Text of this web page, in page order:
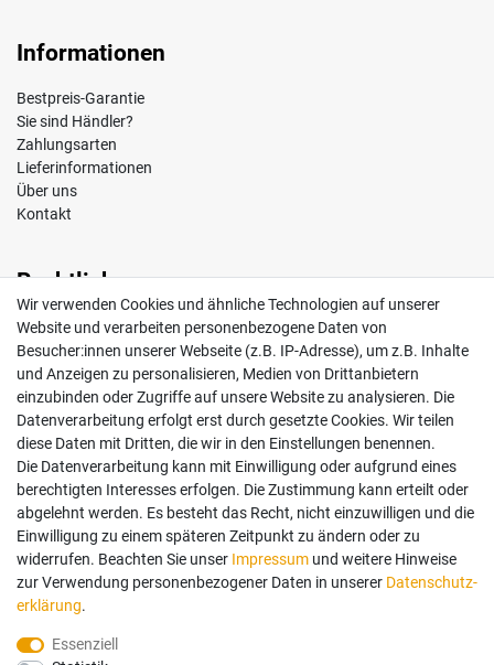
Informationen
Bestpreis-Garantie
Sie sind Händler?
Zahlungsarten
Lieferinformationen
Über uns
Kontakt
Rechtliches
Impressum
AGB
Widerrufsrecht
Datenschutz
Vertrag widerrufen
Mein Konto
Anmelden
Registrieren
Bezahlung und Versand
Wir verwenden Cookies und ähnliche Technologien auf unserer
Website und verarbeiten personenbezogene Daten von
Besucher:innen unserer Webseite (z.B. IP-Adresse), um z.B. Inhalte
und Anzeigen zu personalisieren, Medien von Drittanbietern
einzubinden oder Zugriffe auf unsere Website zu analysieren. Die
Datenverarbeitung erfolgt erst durch gesetzte Cookies. Wir teilen
diese Daten mit Dritten, die wir in den Einstellungen benennen.
Die Datenverarbeitung kann mit Einwilligung oder aufgrund eines
berechtigten Interesses erfolgen. Die Zustimmung kann erteilt oder
abgelehnt werden. Es besteht das Recht, nicht einzuwilligen und die
Einwilligung zu einem späteren Zeitpunkt zu ändern oder zu
widerrufen. Beachten Sie unser Impressum und weitere Hinweise
zur Verwendung personenbezogener Daten in unserer Daten­schutz­
erklärung.
Essenziell